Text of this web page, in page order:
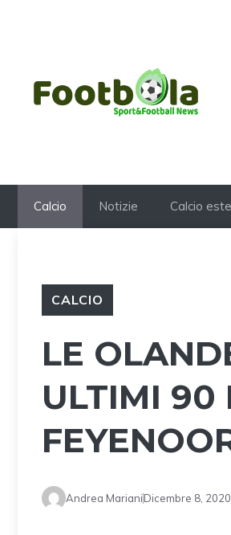
Calcio Notizie Calcio
CALCIO
LE
ULTIMI 90
Andrea MarianiDicembre 8, 2020